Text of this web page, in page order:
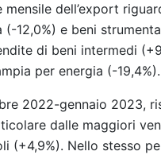
mensile dell’export
(-12,0%) e beni
di beni intermedi
per energia (-19,4%).
2022-gennaio 2023,
dalle maggiori
(+4,9%). Nello stesso